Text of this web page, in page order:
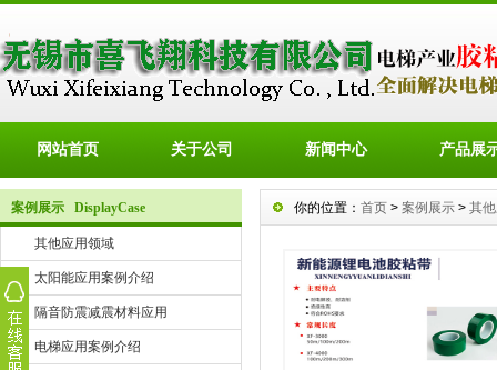
网站首页 关于公司 新闻中心 产品展
案例展示 DisplayCase
其他应用领域
太阳能应用案例介绍
隔音防震减震材料应用
电梯应用案例介绍
你的位置： 首页 > 案例展示 > 其